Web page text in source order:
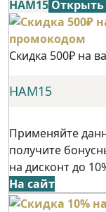
НАМ15 Открыть
Скидка 500₽ на
НАМ15
Применяйте
получите
на дисконт до
На сайт